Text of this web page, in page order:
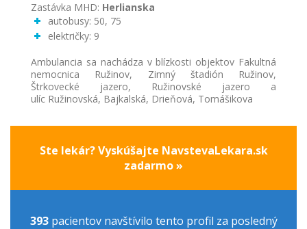
Zastávka MHD: Herlianska
autobusy: 50, 75
električky: 9
Ambulancia sa nachádza v blízkosti objektov Fakultná
nemocnica Ružinov, Zimný štadión Ružinov,
Štrkovecké jazero, Ružinovské jazero a
ulíc Ružinovská, Bajkalská, Drieňová, Tomášikova
Ste lekár? Vyskúšajte NavstevaLekara.sk
zadarmo »
393pacientov navštívilo tento profil za posledný